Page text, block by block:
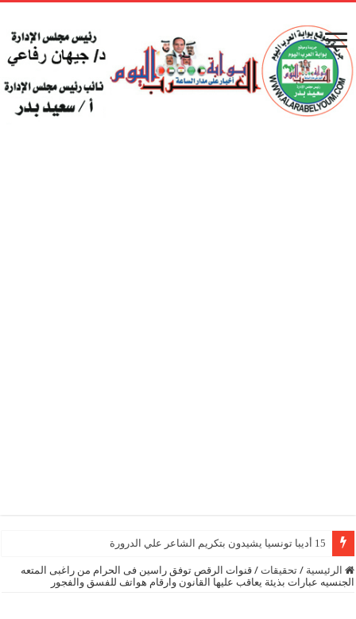
15 أديبا تونسيا يشيدون بتكريم الشاعر علي الدرورة
الرئيسية / تحقيقات / قنوات الرقص توفق راسين فى الحرام من راغبى المتعه
الجنسيه عبارات بذيئة يعاقب عليها القانون وارقام هواتف للفسق والفجور